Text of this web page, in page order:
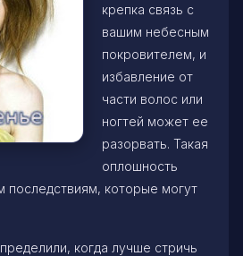
крепка связь с
вашим небесным
покровителем, и
избавление от
части волос или
ногтей может ее
разорвать. Такая
оплошность
последствиям, которые могут
когда лучше стричь